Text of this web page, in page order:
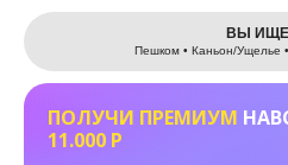
ВЫ
Пешком • Каньон/Ущелье
ПОЛУЧИ ПРЕМИУМ
11.000 Р